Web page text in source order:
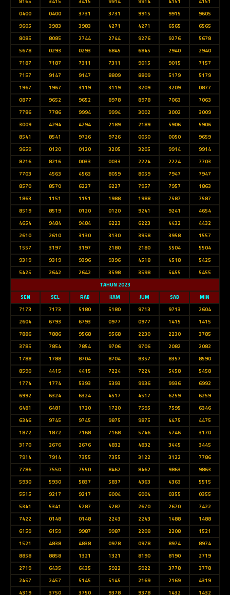
0400
0400 3731 3731 9915 9915
9605
9605
3983 3983 4271 4271 6565
6565
8085
8085 2744 2744 9276 9276
5678
5678
0293 0293 6845 6845 2940
2940
7187
7187 7311 7311 9015 9015
7157
7157
9147 9147 8809 8809 5179
5179
1967
1967 3119 3119 3209 3209
0877
0877
9652 9652 8978 8978 7063
7063
7786
7786 9994 9994 3002 3002
3009
3009
4294 4294 2189 2189 5906
5906
8541
8541 9726 9726 0050 0050
9659
9659
0120 0120 3205 3205 9914
9914
8216
8216 0033 0033 2224 2224
7703
7703
4563 4563 8059 8059 7947
7947
8570
8570 6227 6227 7957 7957
1863
1863
1151 1151 1988 1988 7587
7587
8519
8519 0120 0120 9241 9241
4654
4654
9484 9484 6223 6223 4432
4432
2610
2610 3130 3130 3958 3958
1557
1557
3197 3197 2180 2180 5504
5504
9319
9319 9396 9396 4518 4518
5425
5425
2642 2642 3598 3598 5455
5455
TAHUN 2023
SEN
SEL RAB KAM JUM SAB
MIN
7173
7173 5180 5180 9713 9713
2604
2604
6793 6793 0977 0977 1415
1415
7886
7886 9568 9568 2230 2230
3785
3785
7854 7854 9706 9706 2082
2082
1788
1788 8704 8704 8357 8357
8590
8590
4415 4415 7224 7224 5458
5458
1774
1774 5393 5393 9936 9936
6992
6992
6324 6324 4517 4517 6259
6259
6481
6481 1720 1720 7595 7595
6346
6346
9745 9745 9875 9875 4475
4475
1872
1872 7168 7168 5746 5746
3170
3170
2676 2676 4832 4832 3445
3445
7914
7914 7355 7355 3122 3122
7786
7786
7550 7550 8462 8462 9863
9863
5930
5930 5837 5837 4363 4363
5515
5515
9217 9217 6004 6004 0355
0355
5341
5341 5287 5287 2670 2670
7422
7422
0148 0148 2243 2243 1488
1488
6159
6159 9987 9987 2208 2208
1521
1521
4838 4838 0978 0978 8974
8974
8858
8858 1321 1321 8190 8190
2719
2719
6435 6435 5922 5922 3778
3778
2457
2457 5145 5145 2169 2169
4319
4319
3750 3750 9378 9378 1432
1432